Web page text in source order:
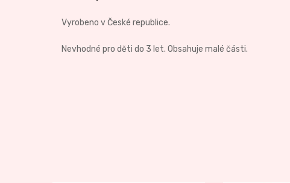
Vyrobeno v České republice.
Nevhodné pro děti do 3 let. Obsahuje malé části.